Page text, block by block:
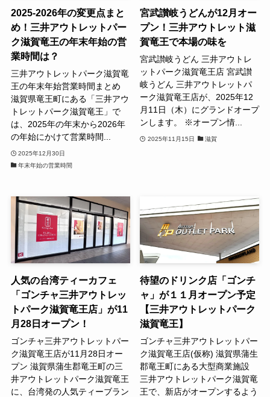
2025-2026年の変更点まと
め！三井アウトレットパー
ク滋賀竜王の年末年始の営
業時間は？
三井アウトレットパーク滋賀竜
王の年末年始営業時間まとめ
滋賀県竜王町にある「三井アウ
トレットパーク滋賀竜王」で
は、2025年の年末から2026年
の年始にかけて営業時間...
2025年12月30日
年末年始の営業時間
宮武讃岐うどんが12月オー
プン！三井アウトレット滋
賀竜王で本場の味を
宮武讃岐うどん 三井アウトレ
ットパーク滋賀竜王店 宮武讃
岐うどん 三井アウトレットパ
ーク滋賀竜王店が、2025年12
月11日（木）にグランドオープ
ンします。 ※オープン情...
2025年11月15日 滋賀
人気の台湾ティーカフェ
「ゴンチャ三井アウトレッ
トパーク滋賀竜王店」が11
月28日オープン！
ゴンチャ三井アウトレットパー
ク滋賀竜王店が11月28日オー
プン 滋賀県蒲生郡竜王町の三
井アウトレットパーク滋賀竜王
に、台湾発の人気ティーブラン
待望のドリンク店「ゴンチ
ャ」が１１月オープン予定
【三井アウトレットパーク
滋賀竜王】
ゴンチャ三井アウトレットパー
ク滋賀竜王店(仮称) 滋賀県蒲生
郡竜王町にある大型商業施設
三井アウトレットパーク滋賀竜
王で、新店がオープンするよう